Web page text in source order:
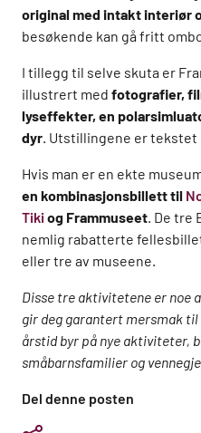
Del denne posten
original med intakt interiør
besøkende kan gå fritt
I tillegg til selve skuta er
illustrert med fotografier,
lyseffekter, en
dyr. Utstillingene er tekstet
Hvis man er en ekte
en kombinasjonsbillett til
Tikiog Frammuseet. De tre
nemlig rabatterte
eller tre av museene.
Disse tre aktivitetene er noe
gir deg garantert mersmak
årstid byr på nye aktiviteter,
småbarnsfamilier og